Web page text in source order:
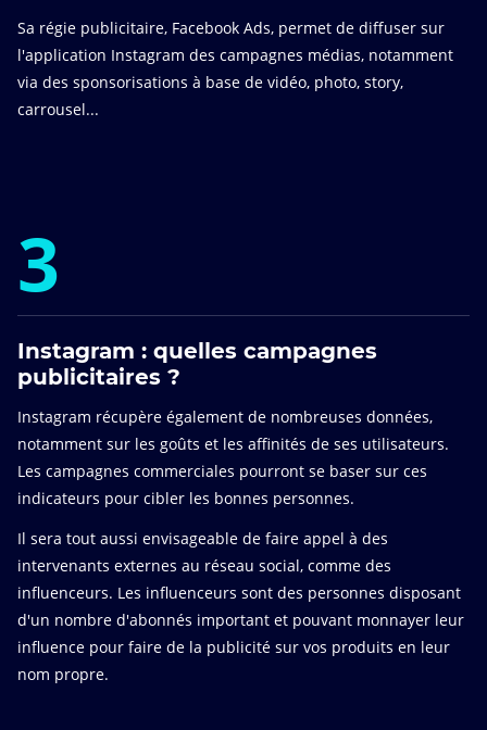
Sa régie publicitaire, Facebook Ads, permet de diffuser sur
l'application Instagram des campagnes médias, notamment
via des sponsorisations à base de vidéo, photo, story,
carrousel...
3
Instagram : quelles campagnes
publicitaires ?
Instagram récupère également de nombreuses données,
notamment sur les goûts et les affinités de ses utilisateurs.
Les campagnes commerciales pourront se baser sur ces
indicateurs pour cibler les bonnes personnes.
Il sera tout aussi envisageable de faire appel à des
intervenants externes au réseau social, comme des
influenceurs. Les influenceurs sont des personnes disposant
d'un nombre d'abonnés important et pouvant monnayer leur
influence pour faire de la publicité sur vos produits en leur
nom propre.